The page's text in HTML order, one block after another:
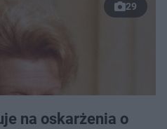
29
na oskarżenia o